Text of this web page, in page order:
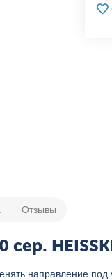
Отзывы
направление под